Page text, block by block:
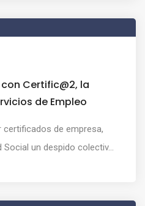
Certific@2, la
de Empleo
de empresa,
un despido colectiv...